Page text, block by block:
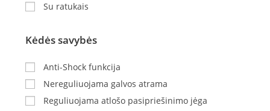
Su ratukais
Kėdės savybės
Anti-Shock funkcija
Nereguliuojama galvos atrama
Reguliuojama atlošo pasipriešinimo jėga